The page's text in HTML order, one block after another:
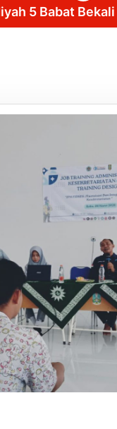
5 Babat